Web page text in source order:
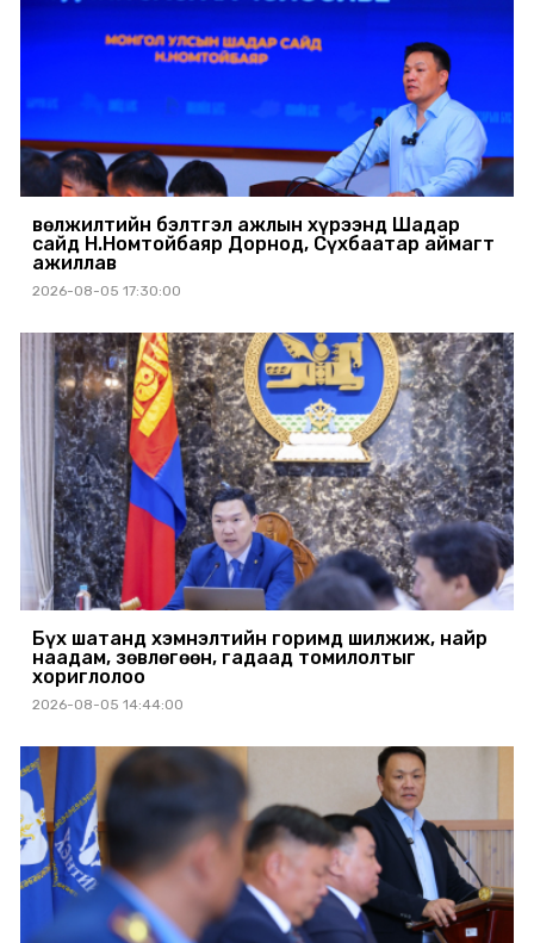
Өвөлжилтийн бэлтгэл ажлын хүрээнд Шадар
сайд Н.Номтойбаяр Дорнод, Сүхбаатар аймагт
ажиллав
2026-08-05 17:30:00
Бүх шатанд хэмнэлтийн горимд шилжиж, найр
наадам, зөвлөгөөн, гадаад томилолтыг
хориглолоо
2026-08-05 14:44:00